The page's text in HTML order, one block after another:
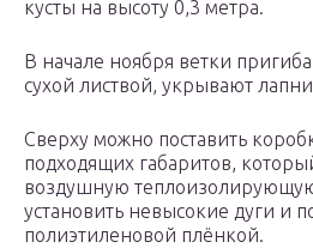
кусты на высоту 0,3 метра.
В начале ноября ветки
сухой листвой, укрывают
Сверху можно поставить
подходящих габаритов,
воздушную
установить невысокие дуги и
полиэтиленовой плёнкой.